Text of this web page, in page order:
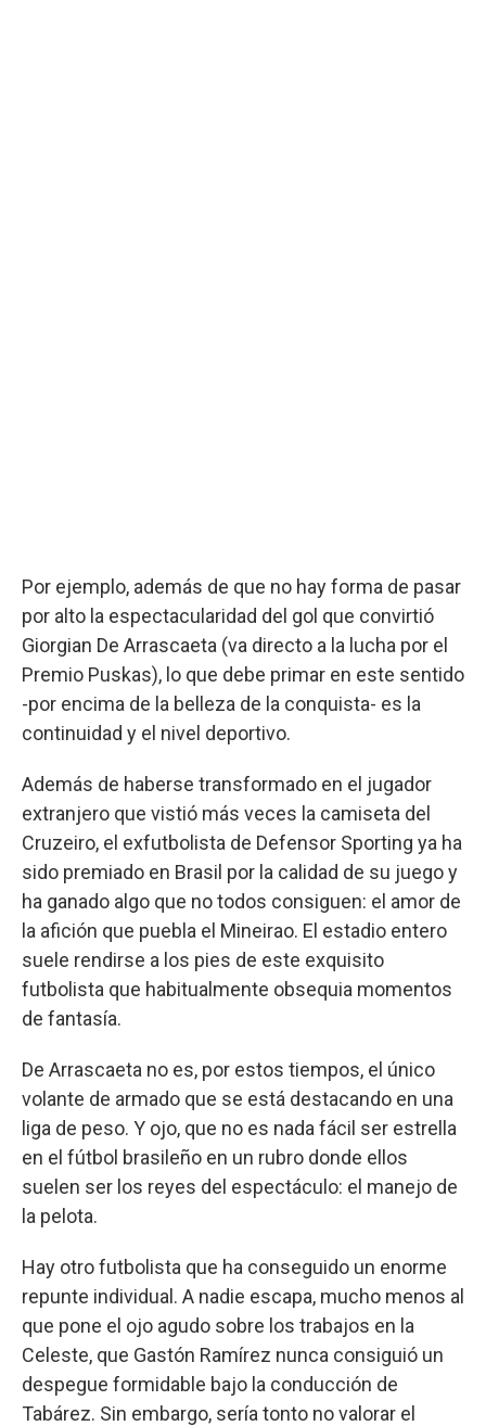
Por ejemplo, además de que no hay forma de pasar
por alto la espectacularidad del gol que convirtió
Giorgian De Arrascaeta (va directo a la lucha por el
Premio Puskas), lo que debe primar en este sentido
-por encima de la belleza de la conquista- es la
continuidad y el nivel deportivo.
Además de haberse transformado en el jugador
extranjero que vistió más veces la camiseta del
Cruzeiro, el exfutbolista de Defensor Sporting ya ha
sido premiado en Brasil por la calidad de su juego y
ha ganado algo que no todos consiguen: el amor de
la afición que puebla el Mineirao. El estadio entero
suele rendirse a los pies de este exquisito
futbolista que habitualmente obsequia momentos
de fantasía.
De Arrascaeta no es, por estos tiempos, el único
volante de armado que se está destacando en una
liga de peso. Y ojo, que no es nada fácil ser estrella
en el fútbol brasileño en un rubro donde ellos
suelen ser los reyes del espectáculo: el manejo de
la pelota.
Hay otro futbolista que ha conseguido un enorme
repunte individual. A nadie escapa, mucho menos al
que pone el ojo agudo sobre los trabajos en la
Celeste, que Gastón Ramírez nunca consiguió un
despegue formidable bajo la conducción de
Tabárez. Sin embargo, sería tonto no valorar el